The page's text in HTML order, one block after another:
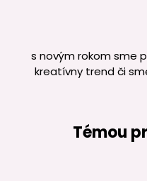
s novým rokom sme
kreatívny trend či
Témou